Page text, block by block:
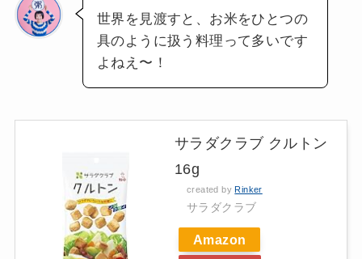
世界を見渡すと、お米をひとつの
具のように扱う料理って多いです
よねえ〜！
サラダクラブ クルトン
16g
created by Rinker
サラダクラブ
Amazon